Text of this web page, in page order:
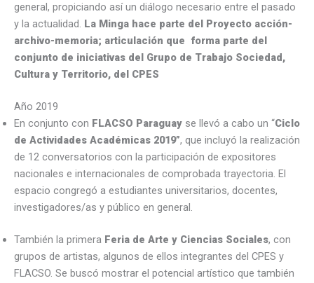
general, propiciando así un diálogo necesario entre el pasado
y la actualidad. La Minga hace parte del Proyecto acción-
archivo-memoria; articulación que forma parte del
conjunto de iniciativas del Grupo de Trabajo Sociedad,
Cultura y Territorio, del CPES
Año 2019
En conjunto con FLACSO Paraguay se llevó a cabo un “Ciclo
de Actividades Académicas 2019”, que incluyó la realización
de 12 conversatorios con la participación de expositores
nacionales e internacionales de comprobada trayectoria. El
espacio congregó a estudiantes universitarios, docentes,
investigadores/as y público en general.
También la primera Feria de Arte y Ciencias Sociales, con
grupos de artistas, algunos de ellos integrantes del CPES y
FLACSO. Se buscó mostrar el potencial artístico que también